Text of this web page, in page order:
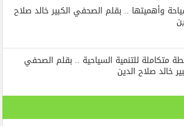
وأهميتها .. بقلم الصحفي الكبير خالد صلاح
متكاملة للتنمية السياحية .. بقلم الصحفي
خالد صلاح الدين